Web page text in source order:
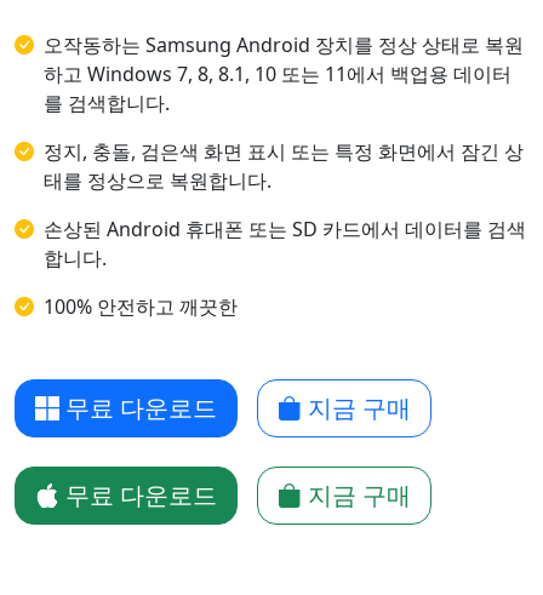
오작동하는 Samsung Android 장치를 정상 상태로 복원
하고 Windows 7, 8, 8.1, 10 또는 11에서 백업용 데이터
를 검색합니다.
정지, 충돌, 검은색 화면 표시 또는 특정 화면에서 잠긴 상
태를 정상으로 복원합니다.
손상된 Android 휴대폰 또는 SD 카드에서 데이터를 검색
합니다.
100% 안전하고 깨끗한
무료 다운로드 지금 구매
무료 다운로드 지금 구매